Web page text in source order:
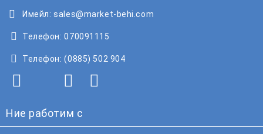
Имейл: sales@market-behi.com
Телефон: 070091115
Телефон: (0885) 502 904
Ние работим с